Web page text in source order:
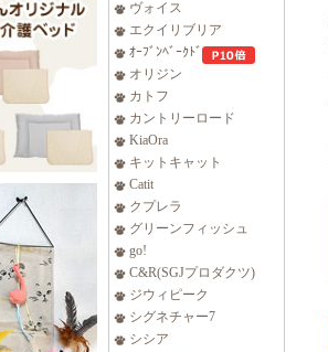
ヴォイス
エクイリブリア
ｵｰﾌﾞﾝﾍﾞｰｸﾄﾞ
オリジン
カトフ
カントリーロード
KiaOra
キットキャット
Catit
クプレラ
グリーンフィッシュ
go!
C&R(SGJプロダクツ)
ジウィピーク
シグネチャー7
シシア